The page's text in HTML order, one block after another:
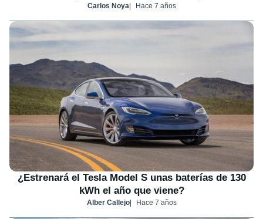
Carlos Noya Hace 7 años
¿Estrenará el Tesla Model S unas baterías de 130
kWh el año que viene?
Alber Callejo Hace 7 años